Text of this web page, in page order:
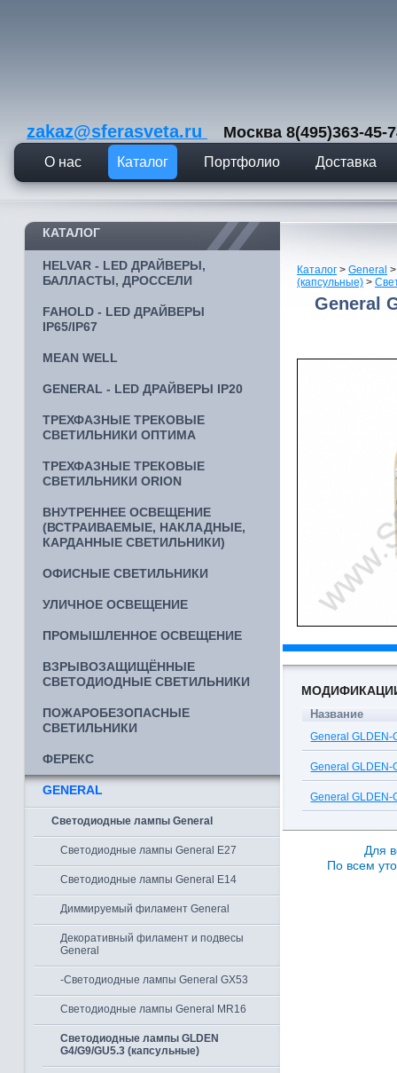
zakaz@sferasveta.ru Москва 8(495)363-
О нас Каталог Портфолио Доставка
КАТАЛОГ
HELVAR - LED ДРАЙВЕРЫ,
БАЛЛАСТЫ, ДРОССЕЛИ
FAHOLD - LED ДРАЙВЕРЫ
IP65/IP67
MEAN WELL
GENERAL - LED ДРАЙВЕРЫ IP20
ТРЕХФАЗНЫЕ ТРЕКОВЫЕ
СВЕТИЛЬНИКИ ОПТИМА
ТРЕХФАЗНЫЕ ТРЕКОВЫЕ
СВЕТИЛЬНИКИ ORION
ВНУТРЕННЕЕ ОСВЕЩЕНИЕ
(ВСТРАИВАЕМЫЕ, НАКЛАДНЫЕ,
КАРДАННЫЕ СВЕТИЛЬНИКИ)
ОФИСНЫЕ СВЕТИЛЬНИКИ
УЛИЧНОЕ ОСВЕЩЕНИЕ
ПРОМЫШЛЕННОЕ ОСВЕЩЕНИЕ
ВЗРЫВОЗАЩИЩЁННЫЕ
СВЕТОДИОДНЫЕ СВЕТИЛЬНИКИ
ПОЖАРОБЕЗОПАСНЫЕ
СВЕТИЛЬНИКИ
ФЕРЕКС
GENERAL
Светодиодные лампы General
Светодиодные лампы General E27
Светодиодные лампы General E14
Диммируемый филамент General
Декоративный филамент и подвесы
General
-Светодиодные лампы General GX53
Светодиодные лампы General MR16
Светодиодные лампы GLDEN
G4/G9/GU5.3 (капсульные)
Каталог > General
(капсульные) >
General
Название
General
General
General
Для
По всем